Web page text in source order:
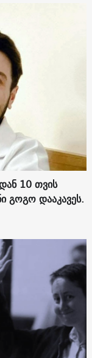
10 თვის
გოგო დააკავეს.